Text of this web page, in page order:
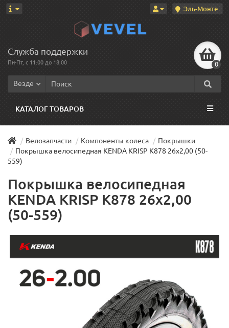
Эль-Монте
Служба поддержки
Пн-Пт, с 11:00 до 18:00 0
Везде
КАТАЛОГ ТОВАРОВ
Велозапчасти Компоненты колеса
Покрышки
Покрышка велосипедная KENDA KRISP K878 26x2,00 (50-
559)
Покрышка велосипедная
KENDA KRISP K878 26x2,00
(50-559)